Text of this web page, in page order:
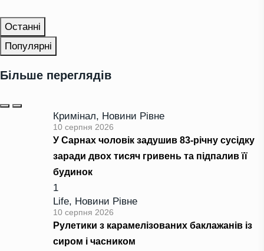
Останні
Популярні
Більше переглядів
Кримінал, Новини Рівне
10 серпня 2026
У Сарнах чоловік задушив 83-річну сусідку
заради двох тисяч гривень та підпалив її
будинок
1
Life, Новини Рівне
10 серпня 2026
Рулетики з карамелізованих баклажанів із
сиром і часником